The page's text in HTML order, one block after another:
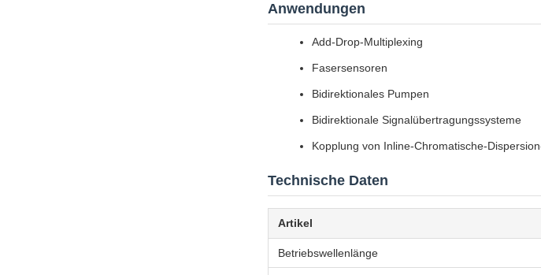
Anwendungen
Add-Drop-Multiplexing
Fasersensoren
Bidirektionales Pumpen
Bidirektionale Signalübertragungssysteme
Kopplung von Inline-Chromatische-
Technische Daten
Artikel
Betriebswellenlänge